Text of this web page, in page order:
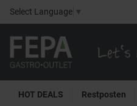
Select Language ▼
HOT DEALS Restposten